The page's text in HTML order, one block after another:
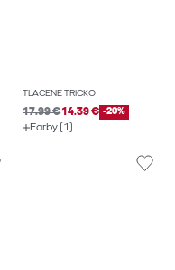
TLAČENÉ TRIČKO
17.99 €14.39 € -20%
Farby (1)